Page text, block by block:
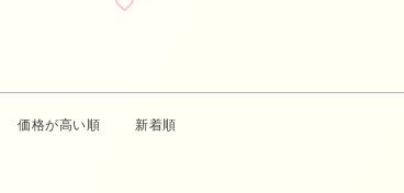
価格が高い順 新着順